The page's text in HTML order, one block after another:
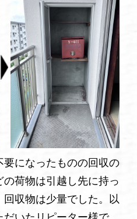
になったものの回収の
荷物は引越し先に持っ
収物は少量でした。以